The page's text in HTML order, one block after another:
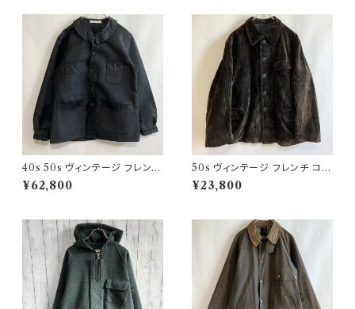
40s 50s ヴィンテージ フレンチ
Vポケ ブラックモールスキンジャ
ケット カバーオール
¥62,800
50s ヴィンテージ フレンチ コー
デュロイジャケット ビンテージ
ファーマーズジャケット
¥23,800